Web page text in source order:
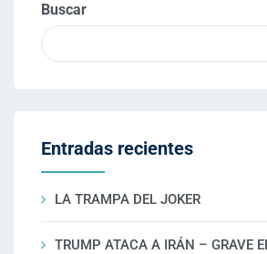
Buscar
Entradas recientes
LA TRAMPA DEL JOKER
TRUMP ATACA A IRÁN – GRAVE